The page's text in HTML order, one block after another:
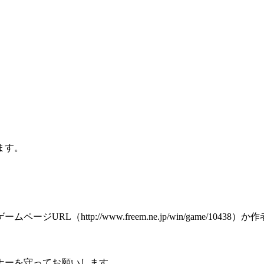
。
ページURL（http://www.freem.ne.jp/win/game/10438）か